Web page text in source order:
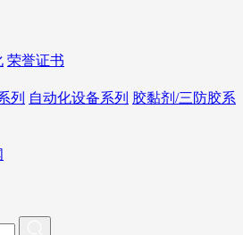
荣誉证书
列 自动化设备系列 胶黏剂/三防胶系